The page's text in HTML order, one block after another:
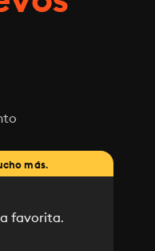
más.
favorita.